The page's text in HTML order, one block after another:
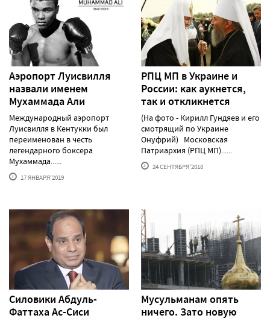
Аэропорт Луисвилля
назвали именем
Мухаммада Али
Международный аэропорт
Луисвилля в Кентукки был
переименован в честь
легендарного боксера
Мухаммада......
17 ЯНВАРЯ'2019
РПЦ МП в Украине и
России: как аукнется,
так и откликнется
(На фото - Кирилл Гундяев и его
смотрящий по Украине
Онуфрий) Московская
Патриархия (РПЦ МП)......
24 СЕНТЯБРЯ'2018
Силовики Абдуль-
Фаттаха Ас-Сиси
Мусульманам опять
ничего. Зато новую